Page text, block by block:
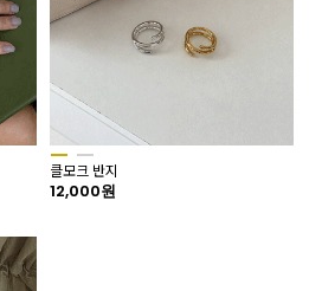
클모크 반지
12,000원